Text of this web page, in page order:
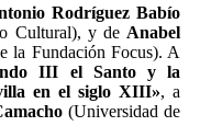
Rodríguez Babío
Cultural), y de Anabel
la Fundación Focus). A
III el Santo y la
en el siglo XIII», a
(Universidad de